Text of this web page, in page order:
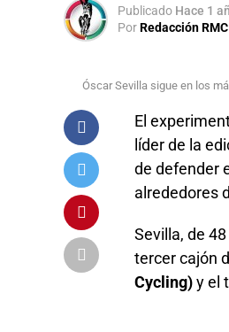
Publicado Hace 1
PorRedacción RMC
Óscar Sevilla sigue en los
El
líder de la
de defender
alrededores
Sevilla, de
tercer cajón
Cycling) y el